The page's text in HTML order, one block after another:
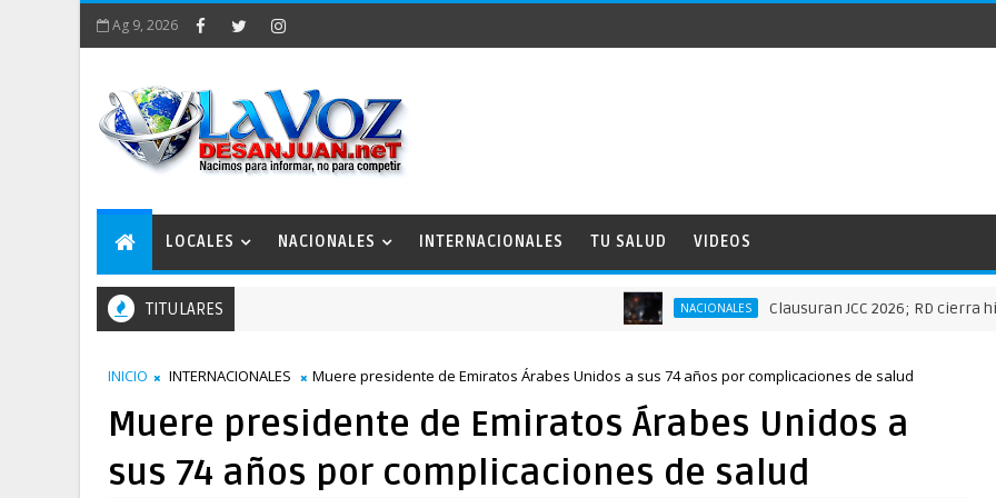
Ag 9, 2026
LOCALES NACIONALES INTERNACIONALES TU SALUD VIDEOS
TITULARES NACIONALES Clausuran JCC 2026; RD cierra
INICIO INTERNACIONALES Muere presidente de Emiratos Árabes Unidos a sus 74 años por complicaciones de salud
Muere presidente de Emiratos Árabes Unidos a
sus 74 años por complicaciones de salud